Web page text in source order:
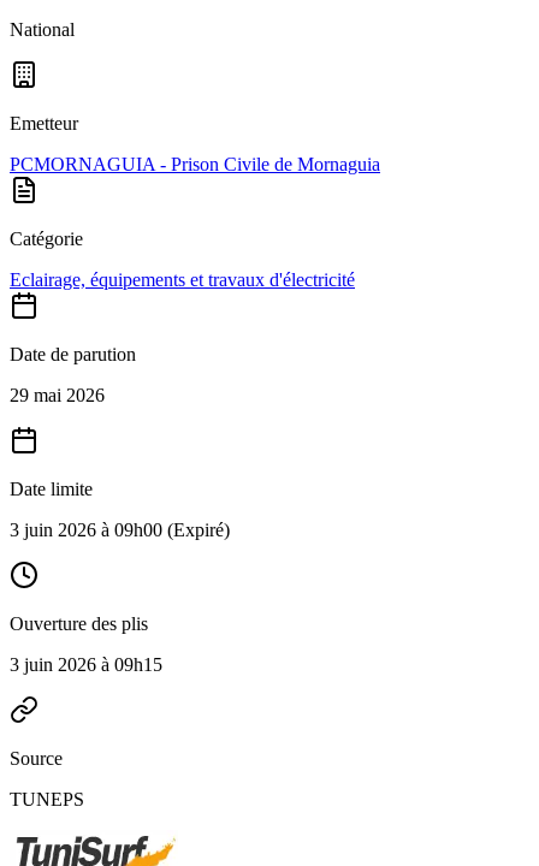
National
Emetteur
PCMORNAGUIA - Prison Civile de Mornaguia
Catégorie
Eclairage, équipements et travaux d'électricité
Date de parution
29 mai 2026
Date limite
3 juin 2026 à 09h00 (Expiré)
Ouverture des plis
3 juin 2026 à 09h15
Source
TUNEPS